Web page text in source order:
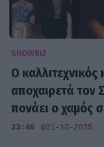
SHOWBIZ
Ο
αποχαιρετά τον
πονάει ο χαμός
23:46 @21-10-2025